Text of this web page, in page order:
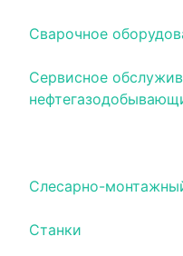
Сварочное
Сервисное
Слесарно-
Станки